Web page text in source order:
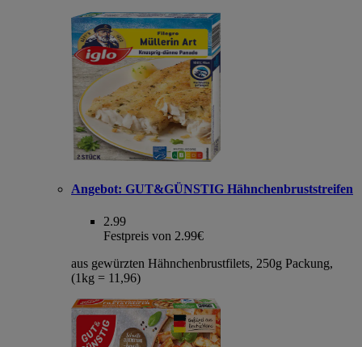
Angebot: GUT&GÜNSTIG Hähnchenbruststreifen
2.99
Festpreis von 2.99€
aus gewürzten Hähnchenbrustfilets, 250g Packung,
(1kg = 11,96)